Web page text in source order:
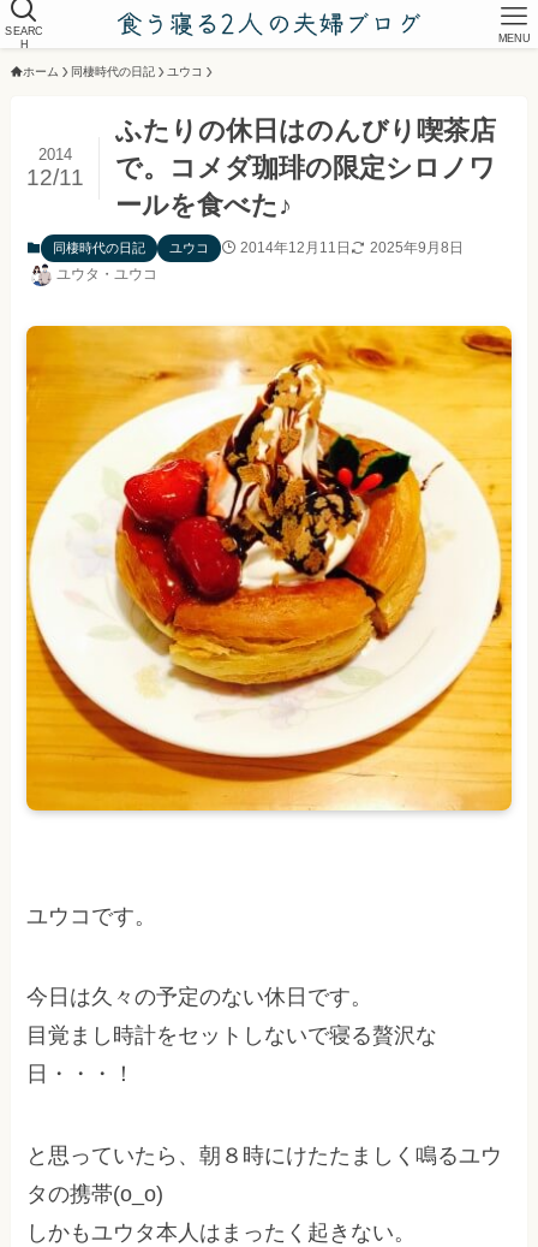
SEARC
H
MENU
ホーム 同棲時代の日記 ユウコ
ふたりの休日はのんびり喫茶店
で。コメダ珈琲の限定シロノワ
ールを食べた♪
2014
12/11
同棲時代の日記 ユウコ 2014年12月11日
2025年9月8日
ユウタ・ユウコ
ユウコです。
今日は久々の予定のない休日です。
目覚まし時計をセットしないで寝る贅沢な
日・・・！
と思っていたら、朝８時にけたたましく鳴るユウ
タの携帯(o_o)
しかもユウタ本人はまったく起きない。